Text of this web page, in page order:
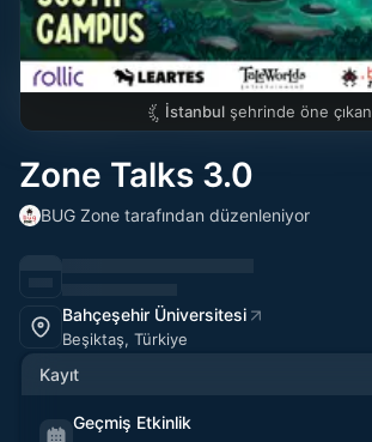
İstanbulşehrinde öne çıkan
Zone Talks 3.0
BUG Zone tarafından düzenleniyor
Bahçeşehir Üniversitesi
Beşiktaş, Türkiye
Kayıt
Geçmiş Etkinlik